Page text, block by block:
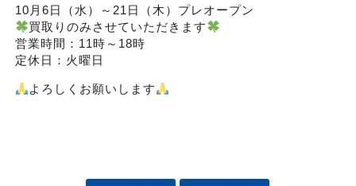
10月6日（水）～21日（木）プレオープン
買取りのみさせていただきます
営業時間：11時～18時
定休日：火曜日
よろしくお願いします